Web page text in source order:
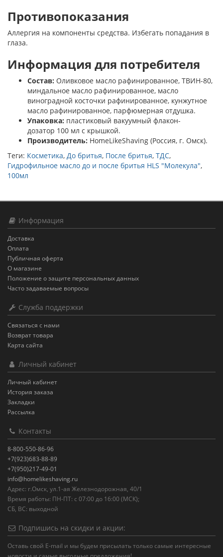
Противопоказания
Аллергия на компоненты средства. Избегать попадания в
глаза.
Информация для потребителя
Состав: Оливковое масло рафинированное, ТВИН-80,
миндальное масло рафинированное, масло
виноградной косточки рафинированное, кунжутное
масло рафинированное, парфюмерная отдушка.
Упаковка: пластиковый вакуумный флакон-
дозатор 100 мл с крышкой.
Производитель: HomeLikeShaving (Россия, г. Омск).
Теги: Косметика, До бритья, После бритья, ТДС,
Гидрофильное масло до и после бритья HLS "Молекула",
100мл
Информация
Доставка
Оплата
Публичная оферта
О магазине
Положение о защите персональных данных
Часто задаваемые вопросы
Служба поддержки
Связаться с нами
Возврат товара
Карта сайта
Личный кабинет
Личный кабинет
История заказа
Закладки
Рассылка
Контакты
8-800-550-86-96
+7(923)683-88-89
+7(950)217-49-01
info@homelikeshaving.ru
Адрес: г.Омск, ул.1-ая Железнодорожная, 40/1
Время работы: ПН-ПТ: с 07:00 до 16:00 (МСК);
СБ, ВС: выходной
Подпишись на скидки и акции:
Оставь свой E-mail и мы будем присылать только самые интересные